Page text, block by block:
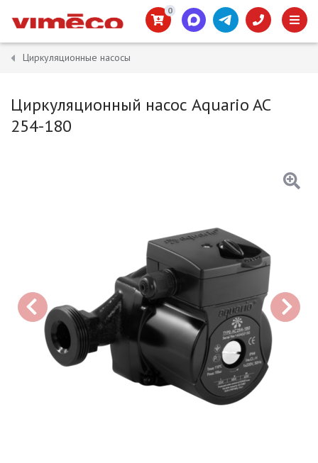
0
Циркуляционные насосы
Циркуляционный насос Aquario AC
254-180